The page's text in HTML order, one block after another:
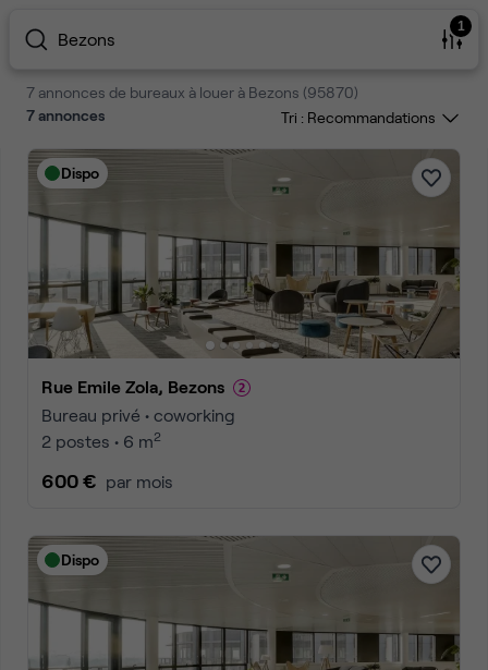
Bezons
1
7 annonces de bureaux à louer à Bezons (95870)
7annonces Tri :
Dispo
Rue Emile Zola, Bezons
Bureau privé • coworking
2 postes • 6 m2
600 € par mois
Dispo